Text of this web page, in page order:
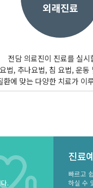
외래진료
전담 의료진이 진료를 실시
법, 추나요법, 침 요법, 운동
환에 맞는 다양한 치료가 이
.
진료
빠르고
하실 수